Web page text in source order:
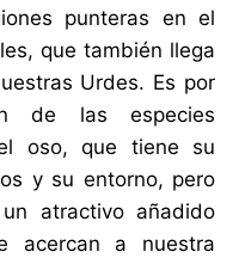
punteras en el
que también llega
Urdes. Es por
de las especies
oso, que tiene su
y su entorno, pero
atractivo añadido
acercan a nuestra